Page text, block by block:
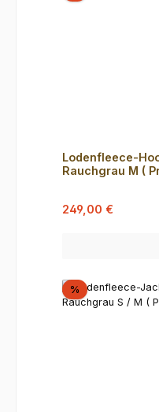
Lodenfleece-
Rauchgrau M (
Verkaufspreis:
249,00 €
%Rabatt